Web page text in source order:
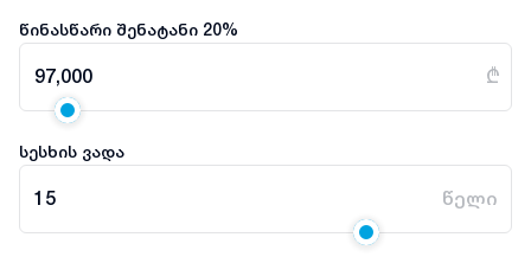
წინასწარი შენატანი 20%
97,000 ₾
სესხის ვადა
15 წელი